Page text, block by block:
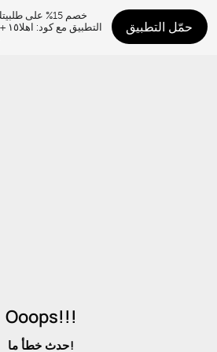
حمّل التطبيق
Ooops!!!
حدث خطأ ما!